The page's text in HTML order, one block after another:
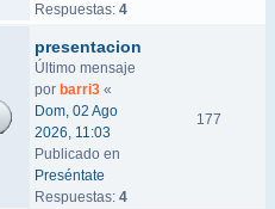
Respuestas: 4
presentacion
Último mensaje
por barri3 «
Dom, 02 Ago
2026, 11:03
Publicado en
Preséntate
Respuestas: 4
177